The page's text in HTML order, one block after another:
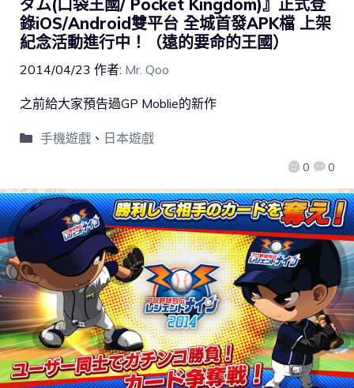
ダム(口袋王國/ Pocket Kingdom)』正式登
錄iOS/Android雙平台 全城首發APK檔 上架
紀念活動進行中！（遠的要命的王國）
2014/04/23 作者: Mr. Qoo
0 0
之前給大家預告過GP Moblie的新作
手機遊戲、 日本遊戲